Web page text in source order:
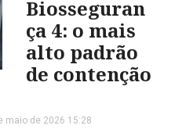
Biosseguran
ça 4: o mais
alto padrão
de contenção
maio de 2026 15:28